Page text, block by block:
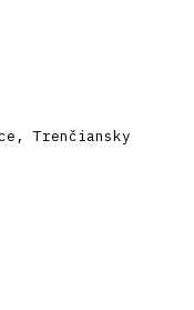
Trenčiansky